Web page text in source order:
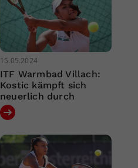
15.05.2024
ITF Warmbad Villach:
Kostic kämpft sich
neuerlich durch